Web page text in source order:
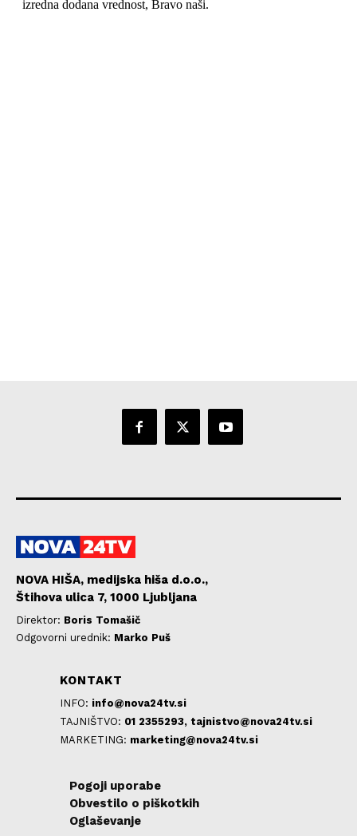
NOVA HIŠA, medijska hiša d.o.o.,
Štihova ulica 7, 1000 Ljubljana
Direktor: Boris Tomašič
Odgovorni urednik: Marko Puš
KONTAKT
INFO: info@nova24tv.si
TAJNIŠTVO: 01 2355293, tajnistvo@nova24tv.si
MARKETING: marketing@nova24tv.si
Pogoji uporabe
Obvestilo o piškotkih
Oglaševanje